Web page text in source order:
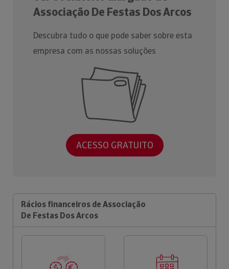
Associação De Festas Dos Arcos
Descubra tudo o que pode saber sobre esta
empresa com as nossas soluções
ACESSO GRATUITO
Rácios financeiros de Associação
De Festas Dos Arcos